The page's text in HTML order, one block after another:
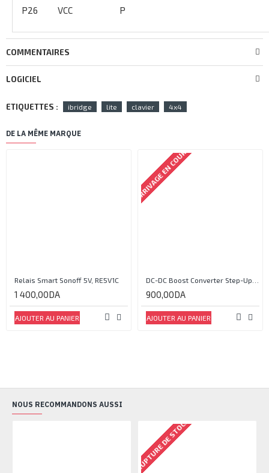
P26 VCC P
COMMENTAIRES
LOGICIEL
ETIQUETTES : ibridge lite clavier 4x4
DE LA MÊME MARQUE
Relais Smart Sonoff 5V, RE5V1C
1 400,00DA
AJOUTER AU PANIER
ARRIVAGE EN COURS
900,00DA
AJOUTER AU PANIER
NOUS RECOMMANDONS AUSSI
RUPTURE DE STOCK